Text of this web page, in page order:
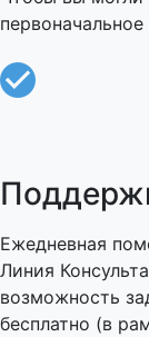
Ежедневная
Линия
возможность
бесплатно (в